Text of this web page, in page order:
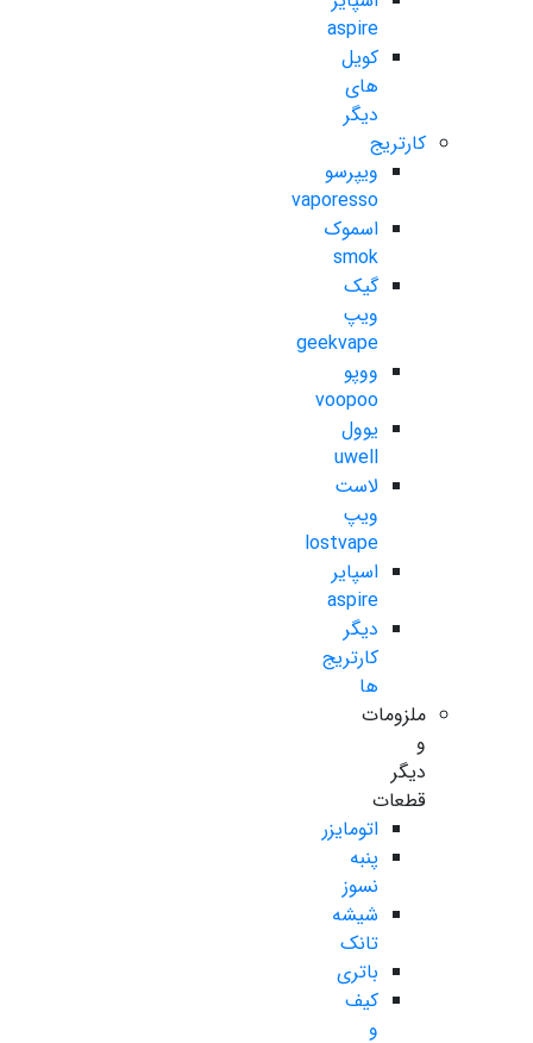
aspire
کویل
های
دیگر
کارتریج
ویپرسو
vaporesso
اسموک
smok
گیک
ویپ
geekvape
ووپو
voopoo
یوول
uwell
لاست
ویپ
lostvape
اسپایر
aspire
دیگر
کارتریج
ها
ملزومات
و
دیگر
قطعات
اتومایزر
پنبه
نسوز
شیشه
تانک
باتری
کیف
و